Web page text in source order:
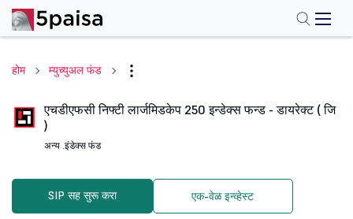
होम म्युच्युअल फंड
एचडीएफसी निफ्टी लार्जमिडकेप 250 इन्डेक्स फन्ड - डायरेक्ट ( जि
)
अन्य .इंडेक्स फंड
SIP सह सुरू करा एक-वेळ इन्व्हेस्ट